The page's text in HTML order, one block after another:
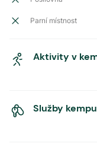
Parní místnost
Aktivity v
Služby kempu